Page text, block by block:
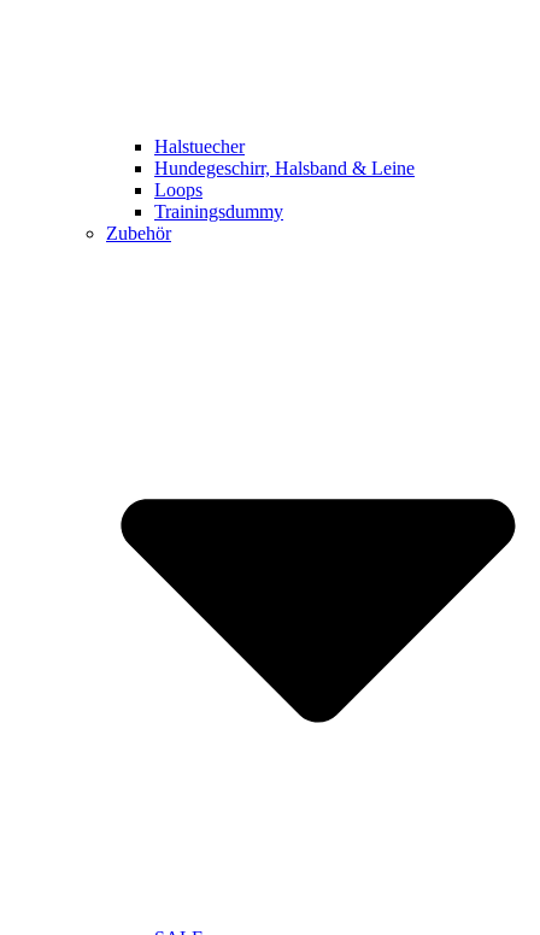
Halstuecher
Hundegeschirr, Halsband & Leine
Loops
Trainingsdummy
Zubehör